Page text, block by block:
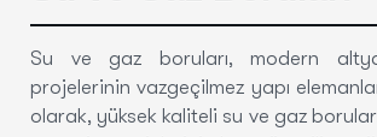
Su ve gaz boruları, modern
projelerinin vazgeçilmez yapı
olarak, yüksek kaliteli su ve gaz